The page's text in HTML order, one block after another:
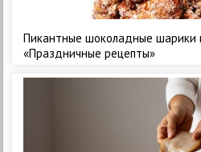
Пикантные шоколадные шарики
«Праздничные рецепты»